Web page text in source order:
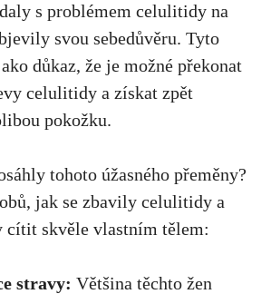
s problémem celulitidy na
svou sebedůvěru. Tyto
důkaz, že je možné překonat
celulitidy a získat zpět
pokožku.
tohoto úžasného přeměny?
jak se zbavily celulitidy a
cítit skvěle vlastním tělem:
stravy: Většina těchto žen